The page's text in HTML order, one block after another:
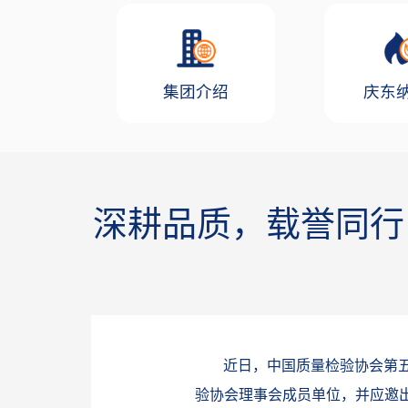
集团介绍 庆东
深耕品质，载誉同
近日，中国质量检验协会第
验协会理事会成员单位，并应邀